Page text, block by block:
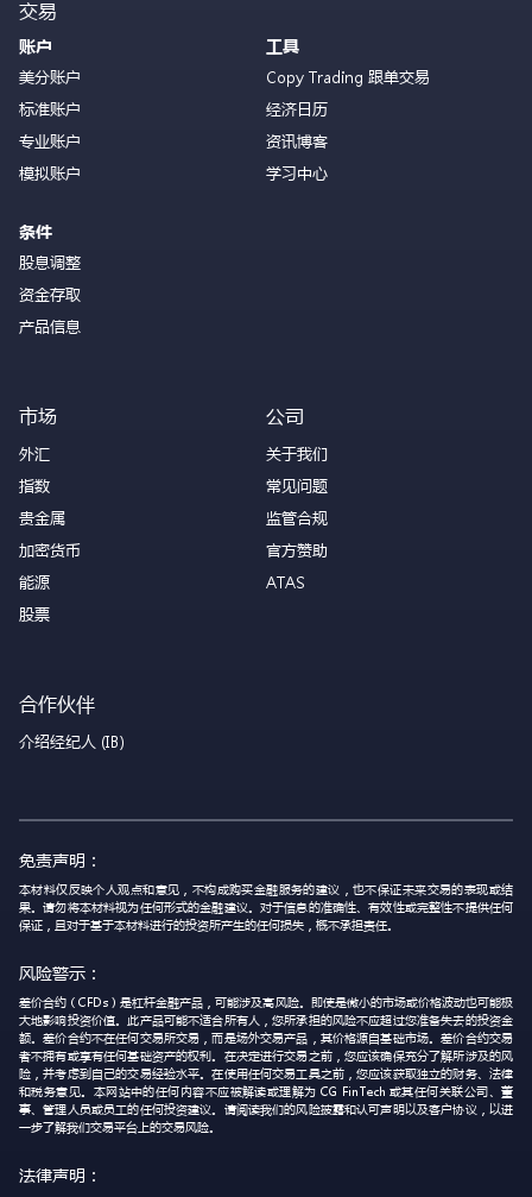
交易
账户
美分账户
标准账户
专业账户
模拟账户
条件
股息调整
资金存取
产品信息
工具
Copy Trading 跟单交易
经济日历
资讯博客
学习中心
市场
外汇
指数
贵金属
加密货币
能源
股票
公司
关于我们
常见问题
监管合规
官方赞助
ATAS
合作伙伴
介绍经纪人 (IB)
免责声明：
本材料仅反映个人观点和意见，不构成购买金融服务的建议，也不保证未来交易的表现或结
果。请勿将本材料视为任何形式的金融建议。对于信息的准确性、有效性或完整性不提供任何
保证，且对于基于本材料进行的投资所产生的任何损失，概不承担责任。
风险警示：
差价合约（CFDs）是杠杆金融产品，可能涉及高风险。即使是微小的市场或价格波动也可能极
大地影响投资价值。此产品可能不适合所有人，您所承担的风险不应超过您准备失去的投资金
额。差价合约不在任何交易所交易，而是场外交易产品，其价格源自基础市场。差价合约交易
者不拥有或享有任何基础资产的权利。在决定进行交易之前，您应该确保充分了解所涉及的风
险，并考虑到自己的交易经验水平。在使用任何交易工具之前，您应该获取独立的财务、法律
和税务意见。本网站中的任何内容不应被解读或理解为 CG FinTech 或其任何关联公司、董
事、管理人员或员工的任何投资建议。请阅读我们的风险披露和认可声明以及客户协议，以进
一步了解我们交易平台上的交易风险。
法律声明：